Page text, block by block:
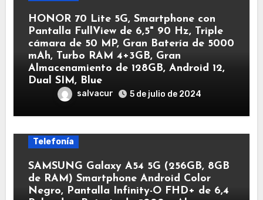
HONOR 70 Lite 5G, Smartphone con
Pantalla FullView de 6,5" 90 Hz, Triple
cámara de 50 MP, Gran Batería de 5000
mAh, Turbo RAM 4+3GB, Gran
Almacenamiento de 128GB, Android 12,
Dual SIM, Blue
salvacur 5 de julio de 2024
Telefonía
SAMSUNG Galaxy A54 5G (256GB, 8GB
de RAM) Smartphone Android Color
Negro, Pantalla Infinity-O FHD+ de 6,4